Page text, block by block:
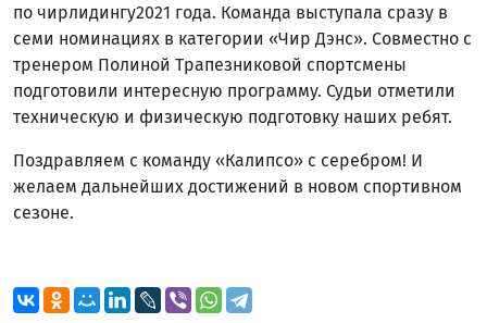
по чирлидингу2021 года. Команда выступала сразу в
семи номинациях в категории «Чир Дэнс». Совместно с
тренером Полиной Трапезниковой спортсмены
подготовили интересную программу. Судьи отметили
техническую и физическую подготовку наших ребят.
Поздравляем с команду «Калипсо» с серебром! И
желаем дальнейших достижений в новом спортивном
сезоне.